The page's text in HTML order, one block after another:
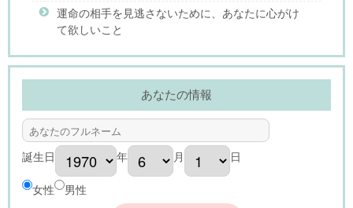
運命の相手を見逃さないために、あなたに心がけ
て欲しいこと
あなたの情報
誕生日 年 月 日
女性 男性